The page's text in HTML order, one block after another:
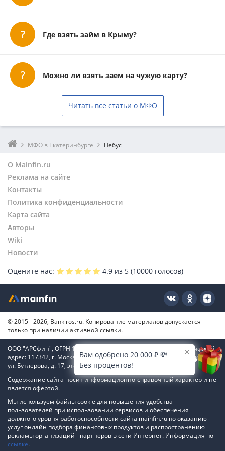
Где взять займ в Крыму?
Можно ли взять заем на чужую карту?
Читать все статьи о МФО
МФО в Екатеринбурге Небус
О Mainfin.ru
Реклама на сайте
Контакты
Политика конфиденциальности
Карта сайта
Авторы
Wiki
Новости
Оцените нас:
4.9 из 5 (10000 голосов)
© 2015 - 2026, Bankiros.ru. Копирование материалов допускается
только при наличии активной ссылки.
ООО "АРСфин", ОГРН 1187746346556, ИНН 7722445717, юридический
адрес: 117342, г. Москва, вн. тер. г. муниципальный округ Коньково,
ул. Бутлерова, д. 17, этаж 4, ком. 66
Содержание сайта носит информационно-справочный характер и не
явлется офертой.
Мы используем файлы cookie для повышения удобства
пользователей при использовании сервисов и обеспечения
должного уровня работоспособности сайта mainfin.ru по оказанию
услуг онлайн подбора финансовых продуктов и распространению
рекламы организаций - партнеров в сети Интернет. Информация по
ссылке.
Вам одобрено 20 000 ₽ 💸
Без процентов!